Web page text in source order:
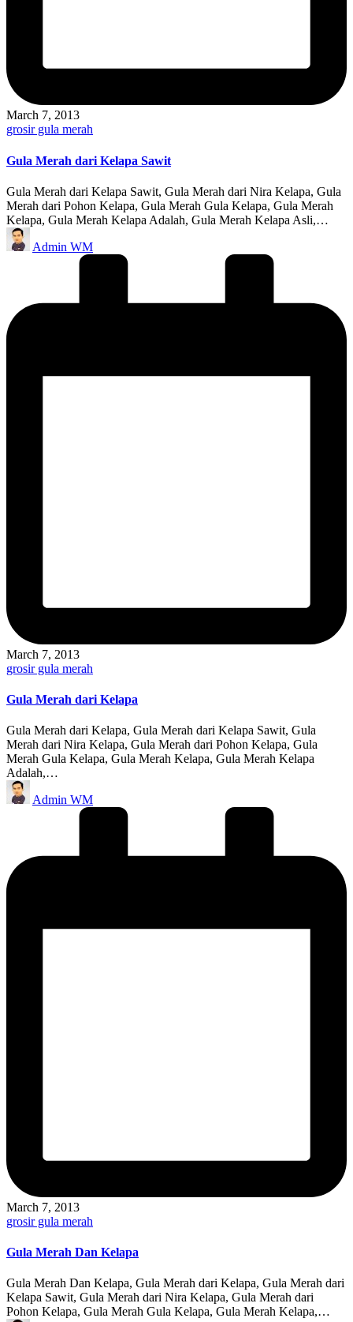
March 7, 2013
Posted
grosir gula merah
Gula Merah dari Kelapa Sawit
Gula Merah dari Kelapa Sawit, Gula Merah dari Nira Kelapa, Gula
Merah dari Pohon Kelapa, Gula Merah Gula Kelapa, Gula Merah
Kelapa, Gula Merah Kelapa Adalah, Gula Merah Kelapa Asli,…
Posted
by
Admin WM
March 7, 2013
Posted
grosir gula merah
Gula Merah dari Kelapa
Gula Merah dari Kelapa, Gula Merah dari Kelapa Sawit, Gula
Merah dari Nira Kelapa, Gula Merah dari Pohon Kelapa, Gula
Merah Gula Kelapa, Gula Merah Kelapa, Gula Merah Kelapa
Adalah,…
Posted
by
Admin WM
March 7, 2013
Posted
grosir gula merah
Gula Merah Dan Kelapa
Gula Merah Dan Kelapa, Gula Merah dari Kelapa, Gula Merah dari
Kelapa Sawit, Gula Merah dari Nira Kelapa, Gula Merah dari
Pohon Kelapa, Gula Merah Gula Kelapa, Gula Merah Kelapa,…